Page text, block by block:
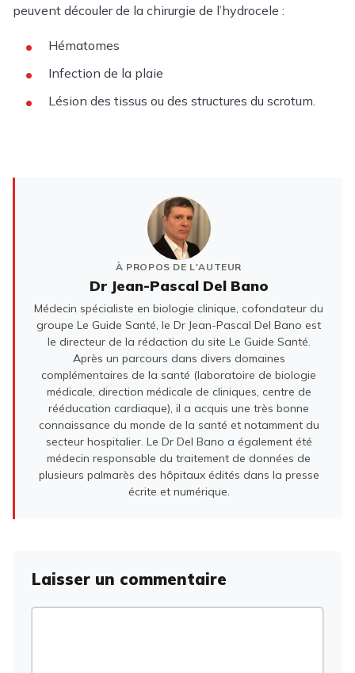
peuvent découler de la chirurgie de l’hydrocele :
Hématomes
Infection de la plaie
Lésion des tissus ou des structures du scrotum.
À PROPOS DE L'AUTEUR
Dr Jean-Pascal Del Bano
Médecin spécialiste en biologie clinique, cofondateur du
groupe Le Guide Santé, le Dr Jean-Pascal Del Bano est
le directeur de la rédaction du site Le Guide Santé.
Après un parcours dans divers domaines
complémentaires de la santé (laboratoire de biologie
médicale, direction médicale de cliniques, centre de
rééducation cardiaque), il a acquis une très bonne
connaissance du monde de la santé et notamment du
secteur hospitalier. Le Dr Del Bano a également été
médecin responsable du traitement de données de
plusieurs palmarès des hôpitaux édités dans la presse
écrite et numérique.
Laisser un commentaire